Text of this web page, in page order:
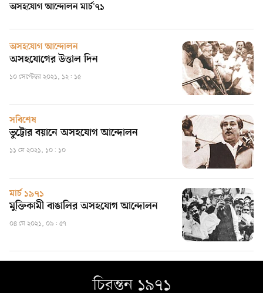
অসহযোগ আন্দোলন মার্চ'৭১
অসহযোগ আন্দোলন
অসহযোগের উত্তাল দিন
১০ সেপ্টেম্বর ২০২১, ১২: ১৫
সবিশেষ
ভুট্টোর বয়ানে অসহযোগ আন্দোলন
১১ মে ২০২১, ১০: ১০
মার্চ ১৯৭১
মুক্তিকামী বাঙালির অসহযোগ আন্দোলন
০৪ মে ২০২১, ০৯: ৫৭
চিরন্তন ১৯৭১